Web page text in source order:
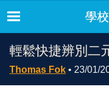
學
輕鬆快捷辨別二
Thomas Fok • 23/01/